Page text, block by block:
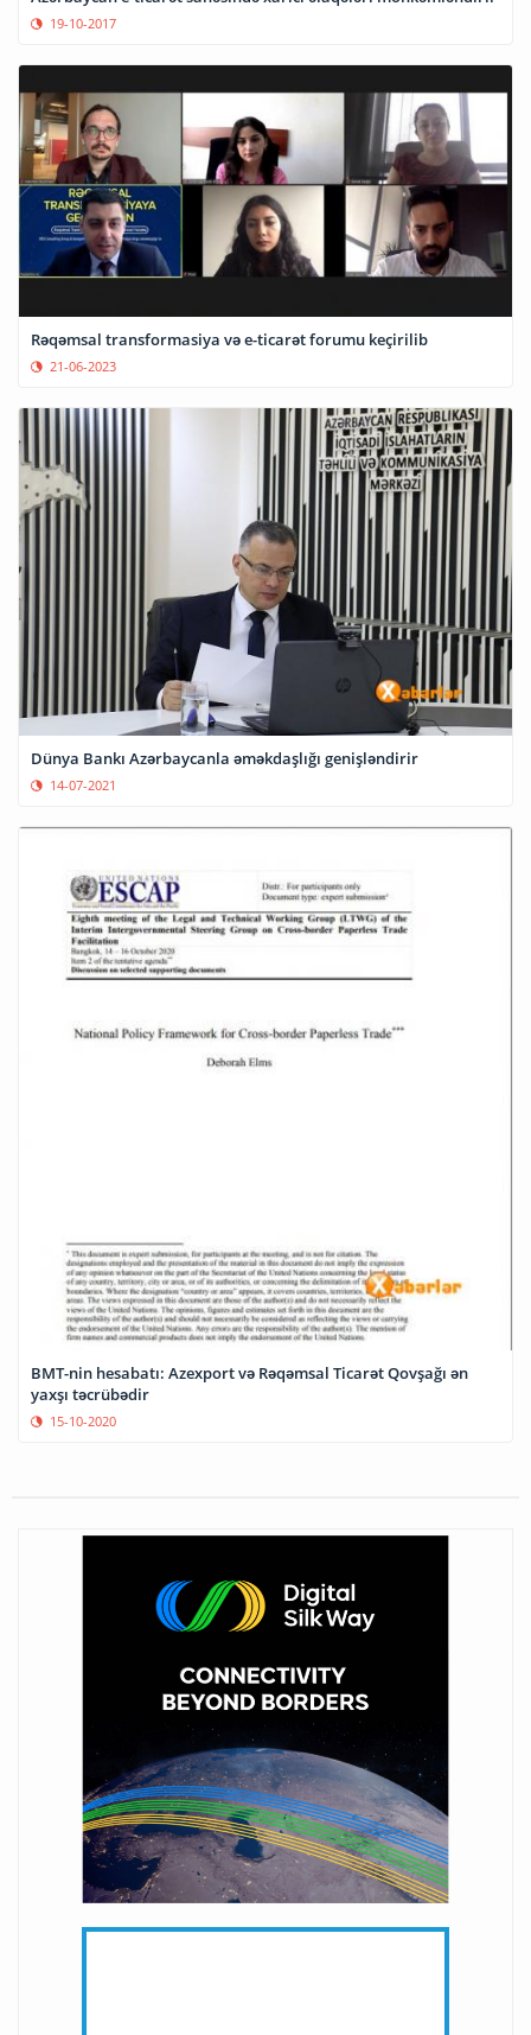
19-10-2017
Rəqəmsal transformasiya və e-ticarət forumu keçirilib
21-06-2023
Dünya Bankı Azərbaycanla əməkdaşlığı genişləndirir
14-07-2021
BMT-nin hesabatı: Azexport və Rəqəmsal Ticarət Qovşağı ən
yaxşı təcrübədir
15-10-2020